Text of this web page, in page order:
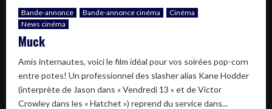
Bande-annonce Bande-annonce cinéma
Cinéma
News cinéma
Muck
Amis internautes, voici le film idéal pour vos soirées pop-corn
entre potes! Un professionnel des slasher alias Kane Hodder
(interprète de Jason dans « Vendredi 13 » et de Victor
Crowley dans les « Hatchet ») reprend du service dans...